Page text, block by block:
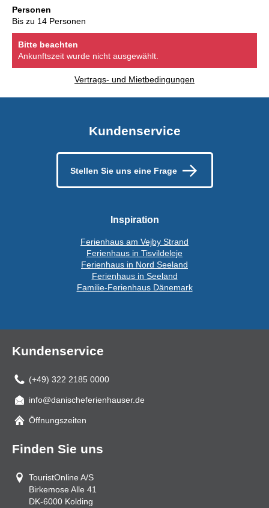
Personen
Bis zu 14 Personen
Bitte beachten
Ankunftszeit wurde nicht ausgewählt.
Vertrags- und Mietbedingungen
Kundenservice
Stellen Sie uns eine Frage
Inspiration
Ferienhaus am Vejby Strand
Ferienhaus in Tisvildeleje
Ferienhaus in Nord Seeland
Ferienhaus in Seeland
Familie-Ferienhaus Dänemark
Kundenservice
(+49) 322 2185 0000
Mail
info@danischeferienhauser.de
Öffnungszeiten
Finden Sie uns
TouristOnline A/S
Birkemose Alle 41
DK-6000 Kolding